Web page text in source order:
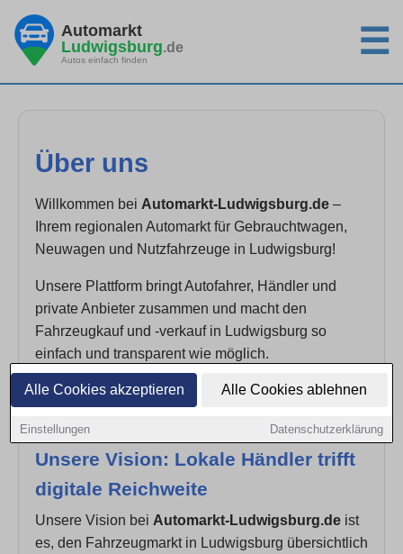
Alle Cookies akzeptieren Alle Cookies ablehnen
Einstellungen Datenschutzerklärung
Automarkt
Ludwigsburg.de
Autos einfach finden ☰
Über uns
Willkommen bei Automarkt-Ludwigsburg.de –
Ihrem regionalen Automarkt für Gebrauchtwagen,
Neuwagen und Nutzfahrzeuge in Ludwigsburg!
Unsere Plattform bringt Autofahrer, Händler und
private Anbieter zusammen und macht den
Fahrzeugkauf und -verkauf in Ludwigsburg so
einfach und transparent wie möglich.
Unsere Vision: Lokale Händler trifft
digitale Reichweite
Unsere Vision bei Automarkt-Ludwigsburg.de ist
es, den Fahrzeugmarkt in Ludwigsburg übersichtlich